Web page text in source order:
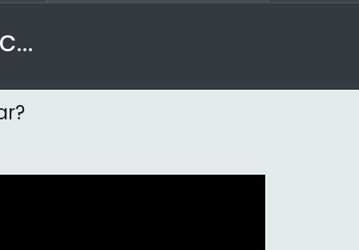
Reinventando las Organizaciones